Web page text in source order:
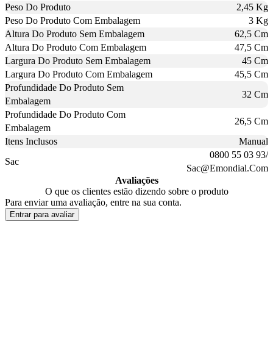
Peso Do Produto
2,45 Kg
Peso Do Produto Com Embalagem
3 Kg
Altura Do Produto Sem Embalagem
62,5 Cm
Altura Do Produto Com Embalagem
47,5 Cm
Largura Do Produto Sem Embalagem
45 Cm
Largura Do Produto Com Embalagem
45,5 Cm
Profundidade Do Produto Sem
Embalagem
32 Cm
Profundidade Do Produto Com
Embalagem
26,5 Cm
Itens Inclusos
Manual
Sac
0800 55 03 93/
Sac@Emondial.Com
Avaliações
O que os clientes estão dizendo sobre o produto
Para enviar uma avaliação, entre na sua conta.
Entrar para avaliar